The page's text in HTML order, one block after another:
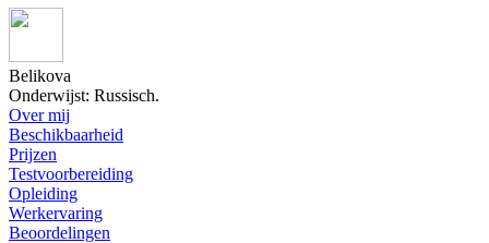
Belikova
Onderwijst: Russisch.
Over mij
Beschikbaarheid
Prijzen
Testvoorbereiding
Opleiding
Werkervaring
Beoordelingen